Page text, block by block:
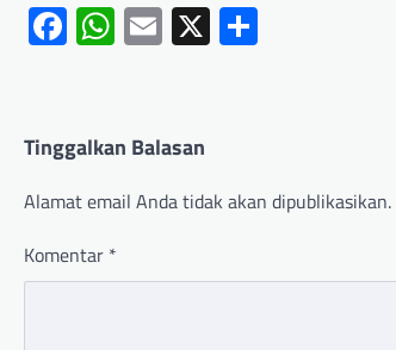
Facebook
WhatsApp
Email
X
Tinggalkan Balasan
Alamat email Anda tidak akan dipublikasikan.
Komentar *